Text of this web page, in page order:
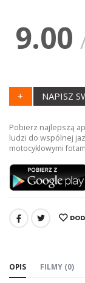
9.00
+ NAPISZ
Pobierz najlepszą
ludzi do wspólnej
motocyklowymi
UDOSTĘPNIJ:
OPIS FILMY (0)